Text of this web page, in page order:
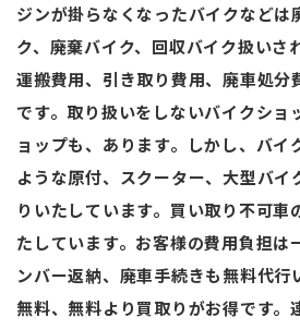
ジンが掛らなくなったバイクなどは
ク、廃棄バイク、回収バイク扱いさ
運搬費用、引き取り費用、廃車処分
です。取り扱いをしないバイクショ
ョップも、あります。しかし、バイ
ような原付、スクーター、大型バイ
りいたしています。買い取り不可車
たしています。お客様の費用負担は
ンバー返納、廃車手続きも無料代行
無料、無料より買取りがお得です。